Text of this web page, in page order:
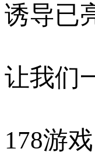
诱导已
让我们
178游